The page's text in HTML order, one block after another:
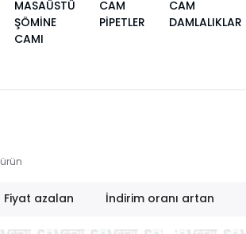
MASAÜSTÜ
ŞÖMİNE
CAMI
CAM
PİPETLER
CAM
DAMLALIKLAR
ürün
Fiyat azalan İndirim oranı artan